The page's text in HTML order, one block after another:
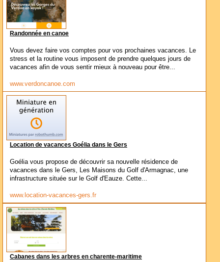
Randonnée en canoe
Vous devez faire vos comptes pour vos prochaines vacances. Le
stress et la routine vous imposent de prendre quelques jours de
vacances afin de vous sentir mieux à nouveau pour être...
www.verdoncanoe.com
Location de vacances Goélia dans le Gers
Goélia vous propose de découvrir sa nouvelle résidence de
vacances dans le Gers, Les Maisons du Golf d'Armagnac, une
infrastructure située sur le Golf d'Eauze. Cette...
www.location-vacances-gers.fr
Cabanes dans les arbres en charente-maritime